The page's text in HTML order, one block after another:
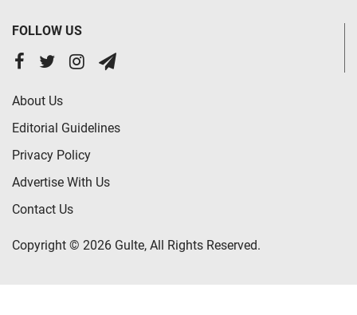
FOLLOW US
About Us
Editorial Guidelines
Privacy Policy
Advertise With Us
Contact Us
Copyright © 2026 Gulte, All Rights Reserved.